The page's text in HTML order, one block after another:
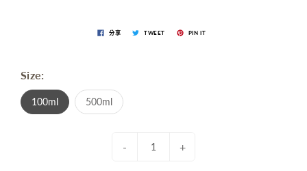
分享 TWEET PIN IT
Size:
100ml 500ml
- +